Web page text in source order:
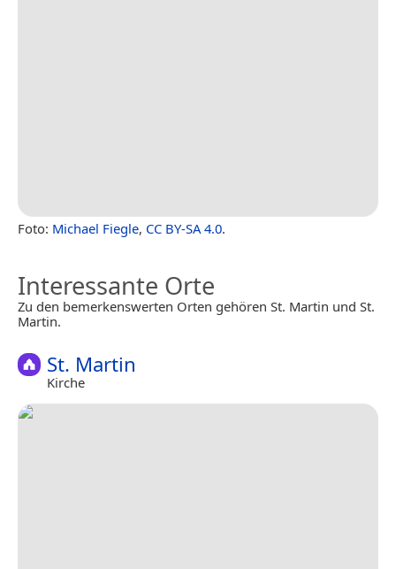
Foto: Michael Fiegle, CC BY-SA 4.0.
Interessante Orte
Zu den bemerkenswerten Orten gehören St. Martin und St.
Martin.
St. Martin
Kirche